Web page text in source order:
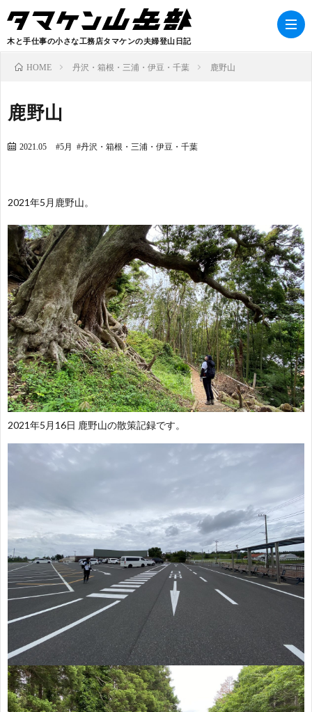
木と手仕事の小さな工務店タマケンの夫婦登山日記
HOME 丹沢・箱根・三浦・伊豆・千葉 鹿野山
鹿野山
2021.05 5月 丹沢・箱根・三浦・伊豆・千葉
2021年5月鹿野山。
2021年5月16日 鹿野山の散策記録です。